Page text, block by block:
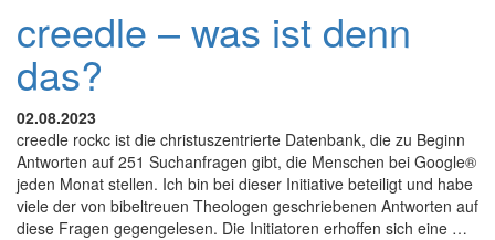
creedle – was ist denn
das?
02.08.2023
creedle rockc ist die christuszentrierte Datenbank, die zu Beginn
Antworten auf 251 Suchanfragen gibt, die Menschen bei Google®
jeden Monat stellen. Ich bin bei dieser Initiative beteiligt und habe
viele der von bibeltreuen Theologen geschriebenen Antworten auf
diese Fragen gegengelesen. Die Initiatoren erhoffen sich eine …